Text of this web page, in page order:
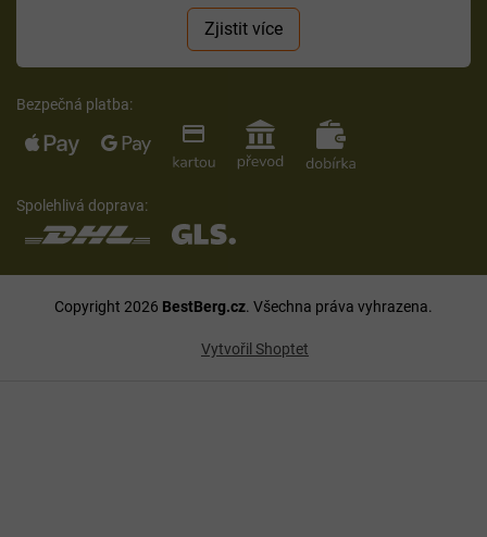
Zjistit více
Bezpečná platba:
Spolehlivá doprava:
Vytvořil Shoptet
Copyright 2026 BestBerg.cz. Všechna práva vyhrazena.